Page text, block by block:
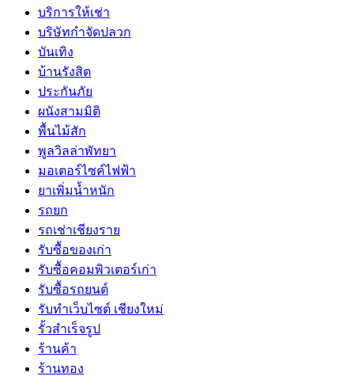
บริการให้เช่า
บริษัทกำจัดปลวก
บันเทิง
บ้านรังสิต
ประกันภัย
ผนังสามมิติ
พื้นไม้สัก
พูลวิลล่าพัทยา
มอเตอร์ไซค์ไฟฟ้า
ยาเพิ่มน้ำหนัก
รถยก
รถเช่าเชียงราย
รับซื้อของเก่า
รับซื้อคอมพิวเตอร์เก่า
รับซื้อรถยนต์
รับทำเว็บไซต์ เชียงใหม่
รั้วสำเร็จรูป
ร้านค้า
ร้านทอง